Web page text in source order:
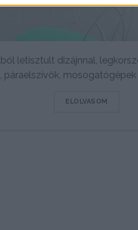
letisztult dizájnnal,
mosogatógépek
ELOLVASOM